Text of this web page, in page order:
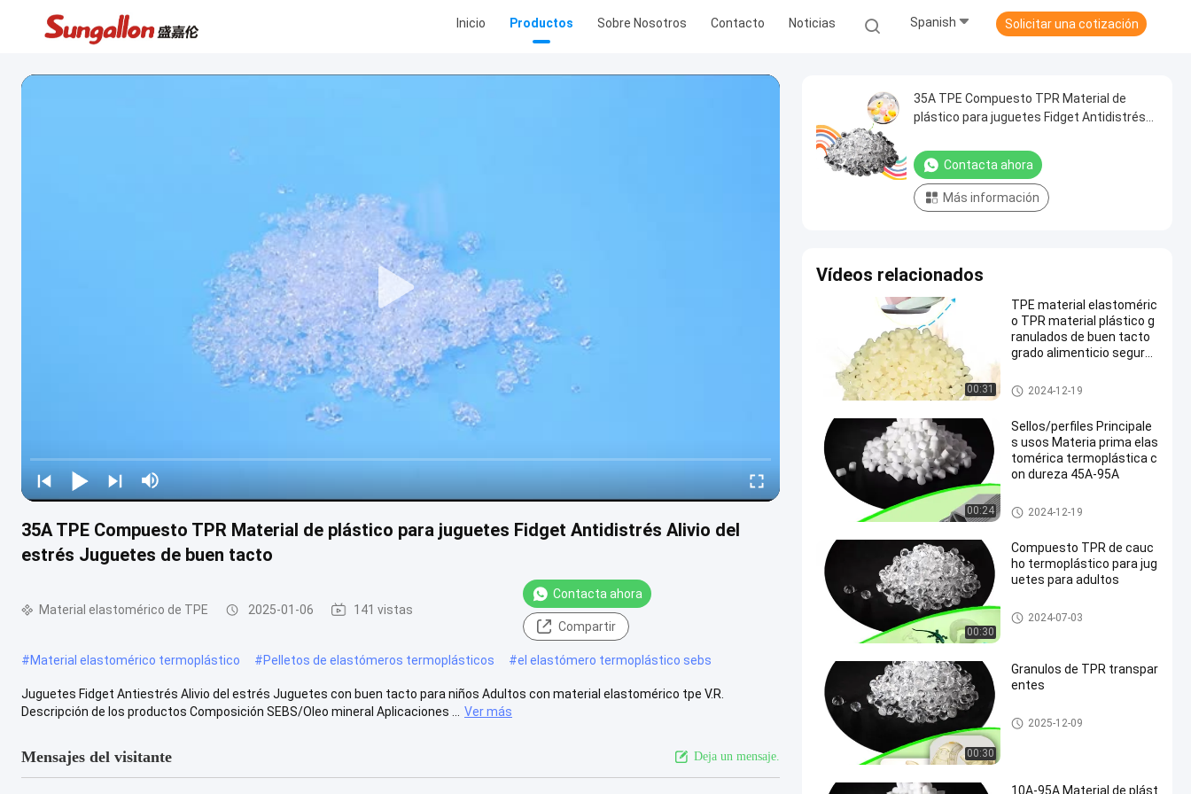
Inicio Productos Sobre Nosotros Contacto Noticias Spanish Solicitar una cotización
35A TPE Compuesto TPR Material de plástico para juguetes Fidget Antidistrés Alivio del
estrés Juguetes de buen tacto
Material elastomérico de TPE 2025-01-06 141 vistas
Contacta ahora
Compartir
#Material elastomérico termoplástico #Pelletos de elastómeros termoplásticos #el elastómero termoplástico sebs
Juguetes Fidget Antiestrés Alivio del estrés Juguetes con buen tacto para niños Adultos con material elastomérico tpe V.R.
Descripción de los productos Composición SEBS/Oleo mineral Aplicaciones ...
Ver más
Mensajes del visitante Deja un mensaje.
35A TPE Compuesto TPR Material de
plástico para juguetes Fidget Antidistrés
Contacta ahora
Más información
Vídeos relacionados
00:31
TPE material elastoméric
o TPR material plástico g
ranulados de buen tacto
grado alimenticio seguro
uaves
Gránulos de la TPE
2024-12-19
00:24
Sellos/perfiles Principale
s usos Materia prima elas
tomérica termoplástica c
on dureza 45A-95A
Materia prima de TPR
2024-12-19
00:30
Compuesto TPR de cauc
ho termoplástico para jug
uetes para adultos
TPR de caucho termoplástico
2024-07-03
00:30
Granulos de TPR transpar
entes
gránulos del tpr
2025-12-09
10A-95A Material de plást